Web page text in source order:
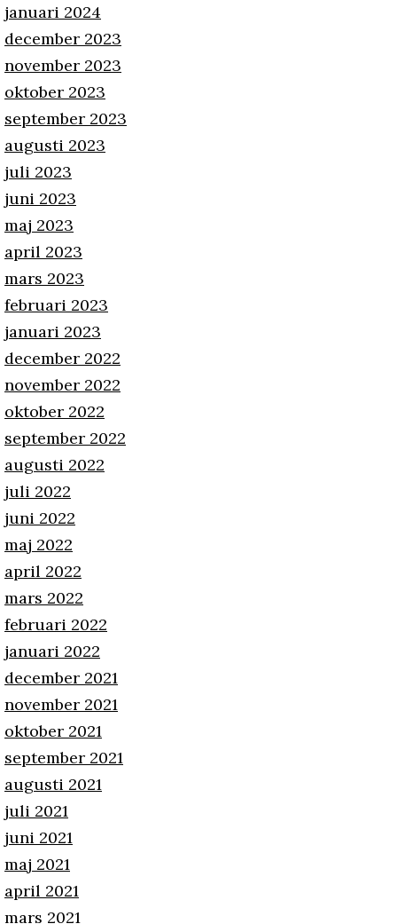
januari 2024
december 2023
november 2023
oktober 2023
september 2023
augusti 2023
juli 2023
juni 2023
maj 2023
april 2023
mars 2023
februari 2023
januari 2023
december 2022
november 2022
oktober 2022
september 2022
augusti 2022
juli 2022
juni 2022
maj 2022
april 2022
mars 2022
februari 2022
januari 2022
december 2021
november 2021
oktober 2021
september 2021
augusti 2021
juli 2021
juni 2021
maj 2021
april 2021
mars 2021